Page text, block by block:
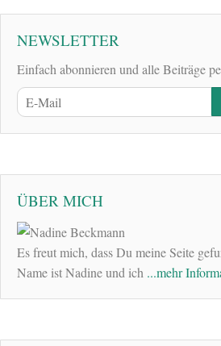
NEWSLETTER
Einfach abonnieren und alle Beiträge
ÜBER MICH
Es freut mich, dass Du meine Seite
Name ist Nadine und ich ...mehr